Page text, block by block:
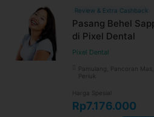
tanpa pemberitahuan dan
setelah waktu perubahan
Harga paket sudah termasuk biaya
fee, biaya pemeliharaan platform.
Review & Extra Cashback
Pasang Behel
di Pixel Dental
Pixel Dental
Pamulang, Pancoran
Periuk
Harga Spesial
Rp7.176.000